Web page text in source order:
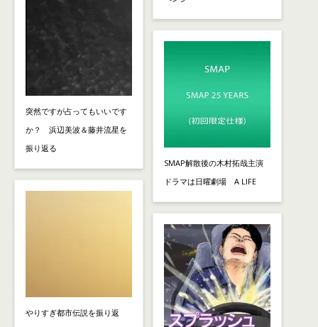
突然ですが占ってもいいです
か？ 浜辺美波＆藤井流星を
振り返る
やりすぎ都市伝説を振り返
SMAP解散後の木村拓哉主演
ドラマは日曜劇場 A LIFE